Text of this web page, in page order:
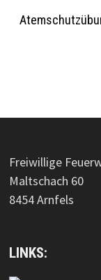
Freiwillige
Maltschach 60
8454 Arnfels
LINKS: